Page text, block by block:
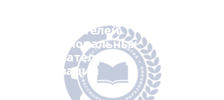
преподавателей
профессиональных
образовательных
организаций